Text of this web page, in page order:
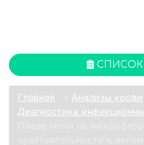
СПИСОК
Главная Анализы крови
Диагностика